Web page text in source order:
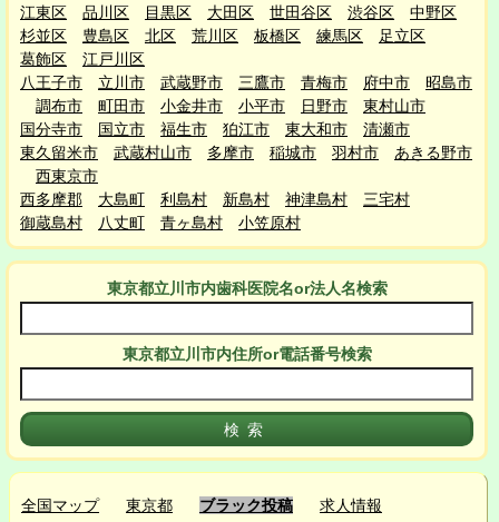
江東区
品川区 目黒区 大田区 世田谷区 渋谷区
中野区
杉並区
豊島区 北区 荒川区 板橋区 練馬区
足立区
葛飾区
江戸川区
八王子市
立川市 武蔵野市 三鷹市 青梅市 府中市
昭島市
調布市
町田市 小金井市 小平市 日野市
東村山市
国分寺市
国立市 福生市 狛江市 東大和市
清瀬市
東久留米市
武蔵村山市 多摩市 稲城市 羽村市
あきる野市
西東京市
西多摩郡
大島町 利島村 新島村 神津島村
三宅村
御蔵島村
八丈町 青ヶ島村 小笠原村
東京都立川市内歯科医院名or法人名検索
東京都立川市内住所or電話番号検索
全国マップ 東京都 ブラック投稿 求人情報